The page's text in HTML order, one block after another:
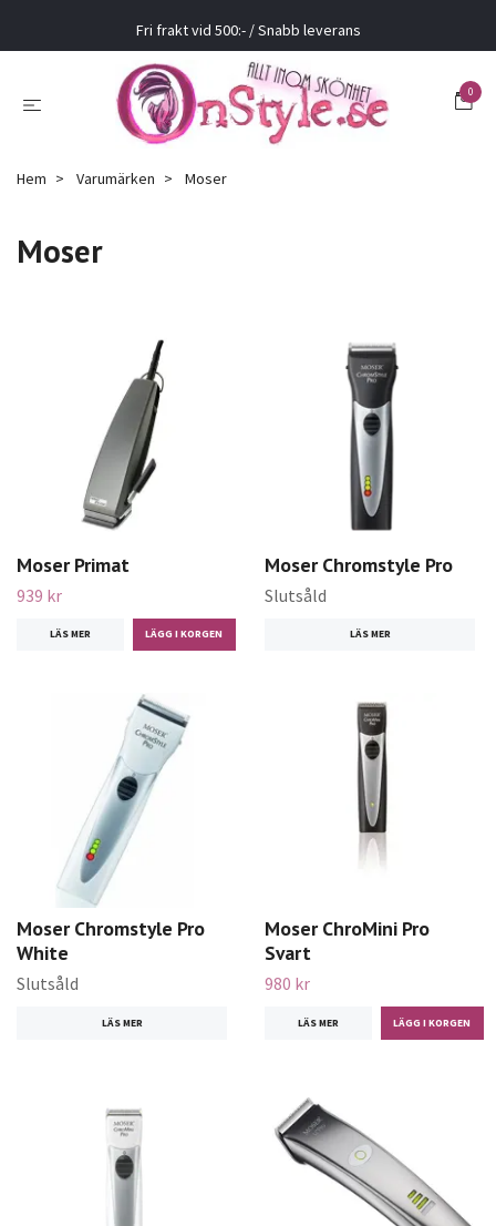
Fri frakt vid 500:- / Snabb leverans
0
Hem Varumärken Moser
Moser
Moser Primat
939 kr
LÄS MER
Moser Chromstyle Pro
Slutsåld
LÄS MER
Moser Chromstyle Pro
White
Slutsåld
LÄS MER
Moser ChroMini Pro
Svart
980 kr
LÄS MER